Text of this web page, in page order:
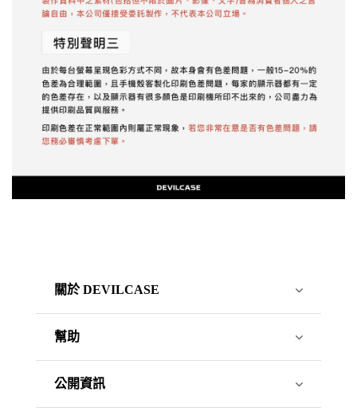
關於 DEVILCASE
幫助
公開資訊